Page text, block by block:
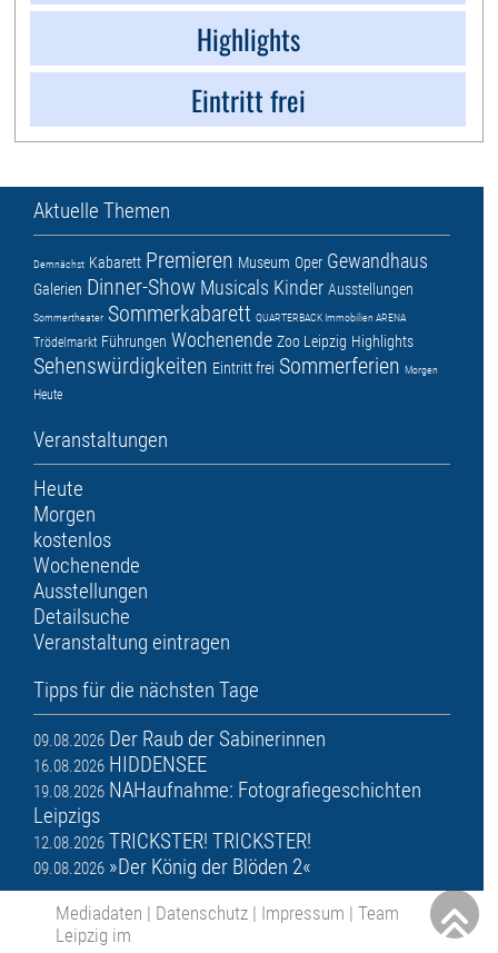
Highlights
Eintritt frei
Aktuelle Themen
Demnächst Kabarett Premieren Museum Oper Gewandhaus
Galerien Dinner-Show Musicals Kinder Ausstellungen
Sommertheater Sommerkabarett QUARTERBACK Immobilien ARENA
Trödelmarkt Führungen Wochenende Zoo Leipzig Highlights
Sehenswürdigkeiten Eintritt frei Sommerferien Morgen
Heute
Veranstaltungen
Heute
Morgen
kostenlos
Wochenende
Ausstellungen
Detailsuche
Veranstaltung eintragen
Tipps für die nächsten Tage
09.08.2026 Der Raub der Sabinerinnen
16.08.2026 HIDDENSEE
19.08.2026 NAHaufnahme: Fotografiegeschichten
Leipzigs
12.08.2026 TRICKSTER! TRICKSTER!
09.08.2026 »Der König der Blöden 2«
Mediadaten | Datenschutz | Impressum | Team
Leipzig im